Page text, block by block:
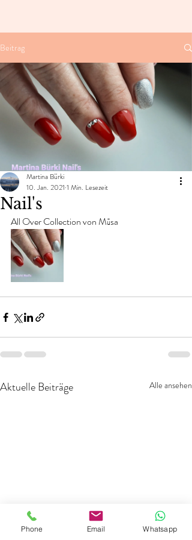
Beitrag
Nail's
Martina Bürki
10. Jan. 2021 1 Min. Lesezeit
All Over Collection von Mūsa
Aktuelle Beiträge Alle ansehen
Phone Email Whatsapp